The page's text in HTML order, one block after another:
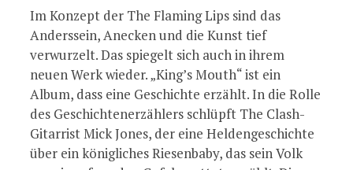
Im Konzept der The Flaming Lips sind das
Anderssein, Anecken und die Kunst tief
verwurzelt. Das spiegelt sich auch in ihrem
neuen Werk wieder. „King’s Mouth“ ist ein
Album, dass eine Geschichte erzählt. In die Rolle
des Geschichtenerzählers schlüpft The Clash-
Gitarrist Mick Jones, der eine Heldengeschichte
über ein königliches Riesenbaby, das sein Volk